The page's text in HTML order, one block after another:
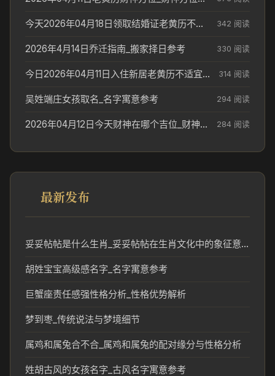
今天2026年04月18日领取结婚证老黄历不适合吗_领证日期参考 342 阅读
2026年4月14日乔迁指南_搬家择日参考 330 阅读
今日2026年04月11日入住新居老黄历不适宜吗_搬家择日参考 314 阅读
吴姓端庄女孩取名_名字寓意参考 294 阅读
2026年04月12日今天财神在哪个吉位_财神方位参考 284 阅读
最新发布
妥妥帖帖是什么生肖_妥妥帖帖在生肖文化中的象征意义
胡姓宝宝高级感名字_名字寓意参考
巨蟹座责任感强性格分析_性格优势解析
梦到枣_传统说法与梦境细节
属鸡和属兔合不合_属鸡和属兔的配对缘分与性格分析
姓胡古风的女孩名字_古风名字寓意参考